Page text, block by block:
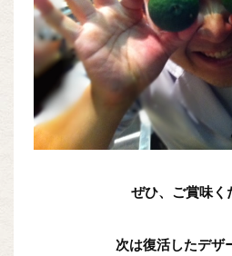
ぜひ、ご賞味く
次は復活したデザ